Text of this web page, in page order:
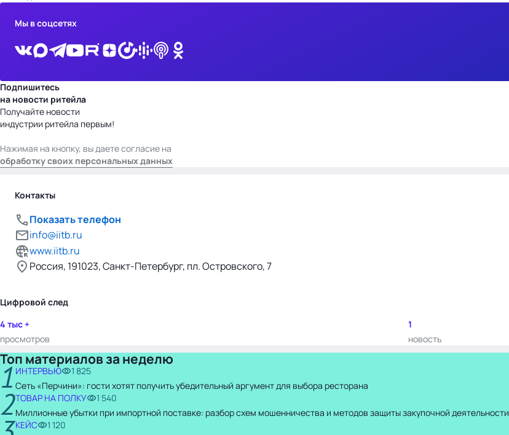
Мы в соцсетях
Подпишитесь
на новости ритейла
Получайте новости
индустрии ритейла первым!
Нажимая на кнопку, вы даете согласие на
обработку своих персональных данных
Контакты
Показать телефон
info@iitb.ru
www.iitb.ru
Россия, 191023, Cанкт-Петербург, пл. Островского, 7
Цифровой след
4 тыс +
просмотров
1
новость
Топ материалов за неделю
1 ИНТЕРВЬЮ
1 825
Сеть «Перчини»: гости хотят получить убедительный аргумент для выбора ресторана
2ТОВАР НА ПОЛКУ
1 540
Миллионные убытки при импортной поставке: разбор схем мошенничества и методов защиты закупочной деятельности
КЕЙС
1 120